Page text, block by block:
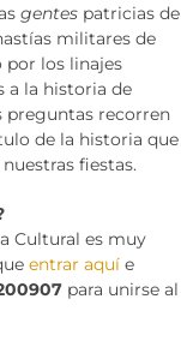
gentespatricias de
militares de
por los linajes
a la historia de
preguntas recorren
de la historia que
fiestas.
Cultural es muy
entrar aquíe
para unirse al